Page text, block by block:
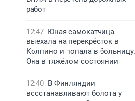
работ
12:47 Юная самокатчица
выехала на перекрёсток в
Колпино и попала в больницу.
Она в тяжёлом состоянии
12:40 В Финляндии
восстанавливают болота у